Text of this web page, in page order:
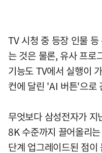
TV 시청 중 등장 인물
는 것은 물론, 유사 프로
기능도 TV에서 실행이
컨에 달린 'AI 버튼'으로
무엇보다 삼성전자가
8K 수준까지 끌어올리
단계 업그레이드된 점이